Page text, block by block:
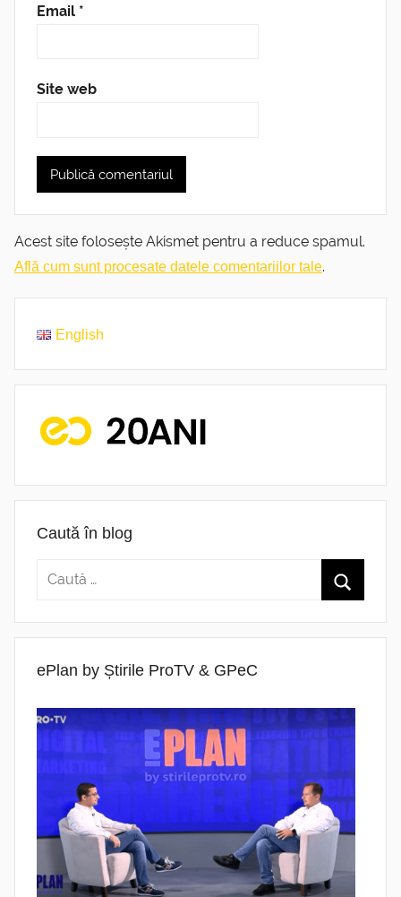
Email *
Site web
Acest site folosește Akismet pentru a reduce spamul.
Află cum sunt procesate datele comentariilor tale.
English
Caută în blog
ePlan by Știrile ProTV & GPeC